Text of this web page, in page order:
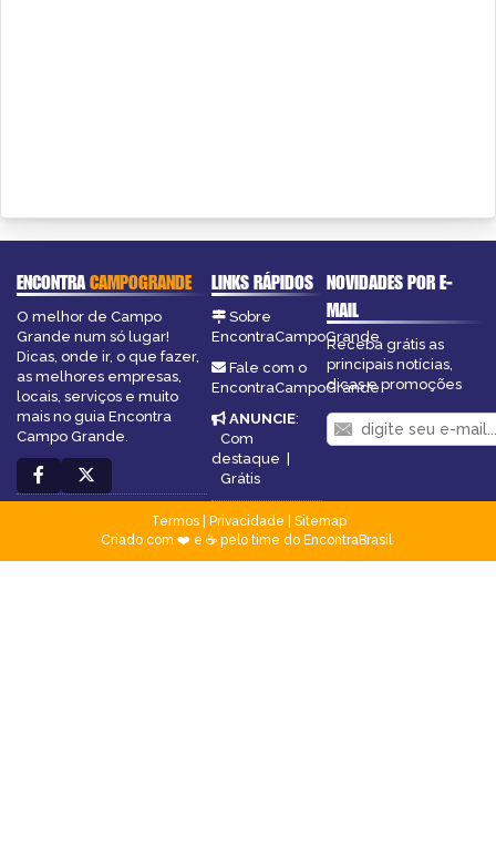
ENCONTRACAMPOGRANDE
O melhor de Campo
Grande num só lugar!
Dicas, onde ir, o que fazer,
as melhores empresas,
locais, serviços e muito
mais no guia Encontra
Campo Grande.
LINKS RÁPIDOS
Sobre
EncontraCampoGrande
Fale com o
EncontraCampoGrande
ANUNCIE:
Com
destaque |
Grátis
NOVIDADES POR E-
MAIL
Receba grátis as
principais notícias,
dicas e promoções
Termos| Privacidade
Sitemap
Criado com ❤️ e ☕ pelo time do EncontraBrasil